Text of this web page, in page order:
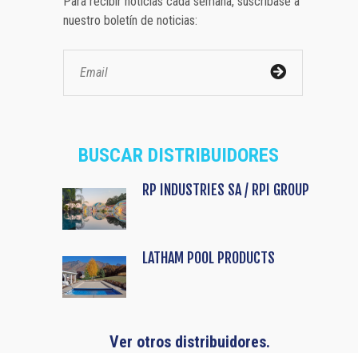
nuestro boletín de noticias:
BUSCAR DISTRIBUIDORES
RP INDUSTRIES SA / RPI GROUP
LATHAM POOL PRODUCTS
Ver otros distribuidores.